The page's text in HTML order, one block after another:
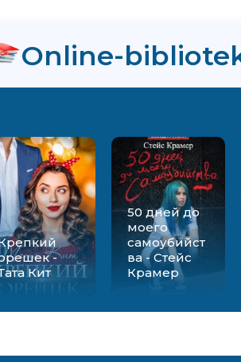
Online-
-
Кит
50 дней до
моего
самоубийст
ва - Стейс
Крамер